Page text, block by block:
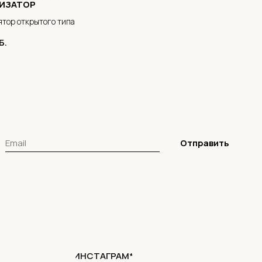
открытого типа
ИНСТАГРАМ*
Отправить